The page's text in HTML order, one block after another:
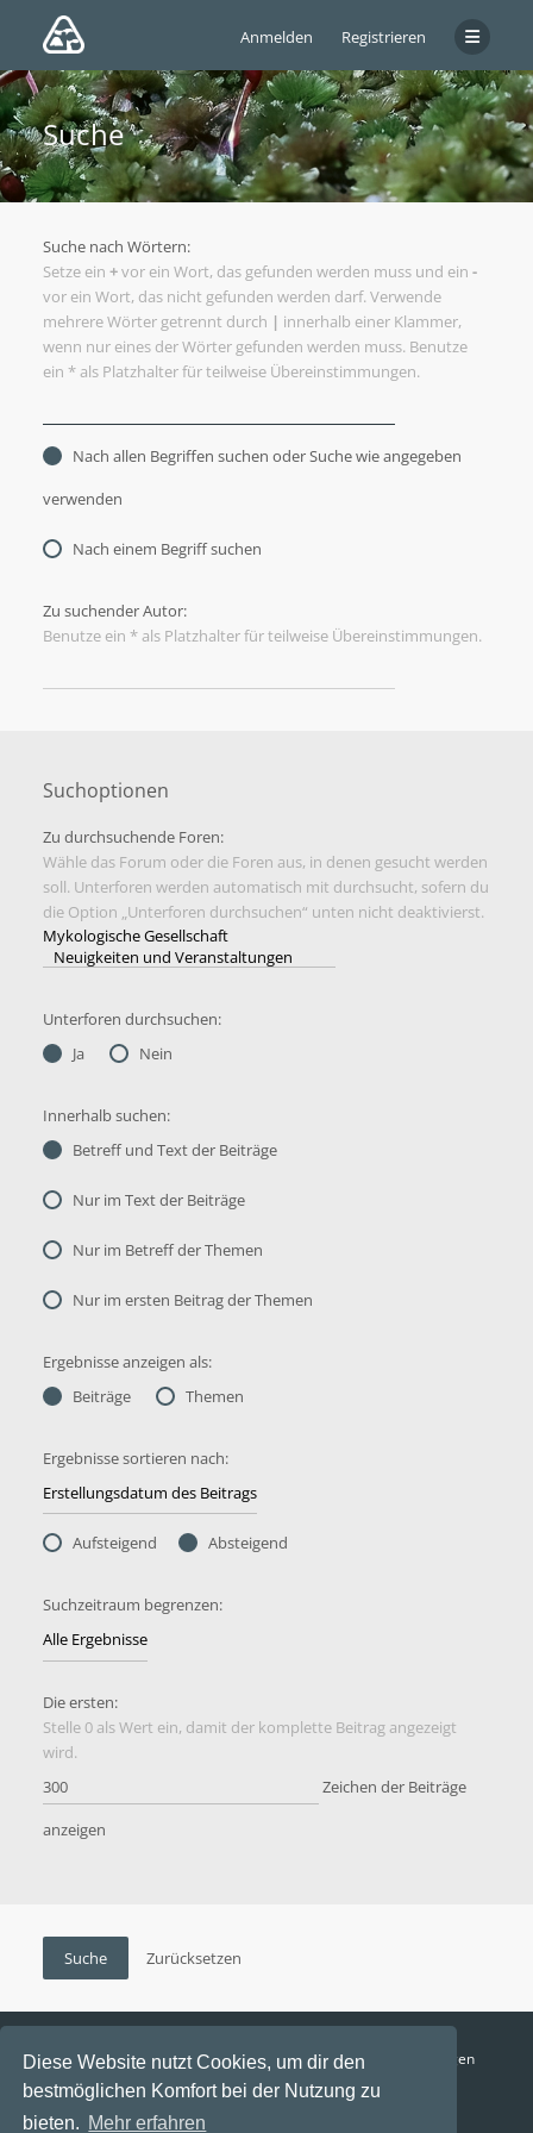
Diese Website nutzt Cookies, um dir den
bestmöglichen Komfort bei der Nutzung zu
bieten. Mehr erfahren
Anmelden Registrieren
Suche
Suche nach Wörtern:
Setze ein +vor ein Wort, das gefunden werden muss und ein -
vor ein Wort, das nicht gefunden werden darf. Verwende
mehrere Wörter getrennt durch | innerhalb einer Klammer,
wenn nur eines der Wörter gefunden werden muss. Benutze
ein * als Platzhalter für teilweise Übereinstimmungen.
Nach allen Begriffen suchen oder Suche wie angegeben
verwenden
Nach einem Begriff suchen
Zu suchender Autor:
Benutze ein * als Platzhalter für teilweise Übereinstimmungen.
Suchoptionen
Zu durchsuchende Foren:
Wähle das Forum oder die Foren aus, in denen gesucht werden
soll. Unterforen werden automatisch mit durchsucht, sofern du
die Option „Unterforen durchsuchen“ unten nicht deaktivierst.
Unterforen durchsuchen:
Ja
Nein
Innerhalb suchen:
Betreff und Text der Beiträge
Nur im Text der Beiträge
Nur im Betreff der Themen
Nur im ersten Beitrag der Themen
Ergebnisse anzeigen als:
Beiträge
Themen
Ergebnisse sortieren nach:
Aufsteigend Absteigend
Suchzeitraum begrenzen:
Die ersten:
Stelle 0 als Wert ein, damit der komplette Beitrag angezeigt
wird.
Zeichen der Beiträge
anzeigen
Funga Austria FAQ Datenschutz
Nutzungsbedingungen
Alle Zeiten sind UTC+02:00
Aktuelle Zeit: 8. August 2026, 21:53